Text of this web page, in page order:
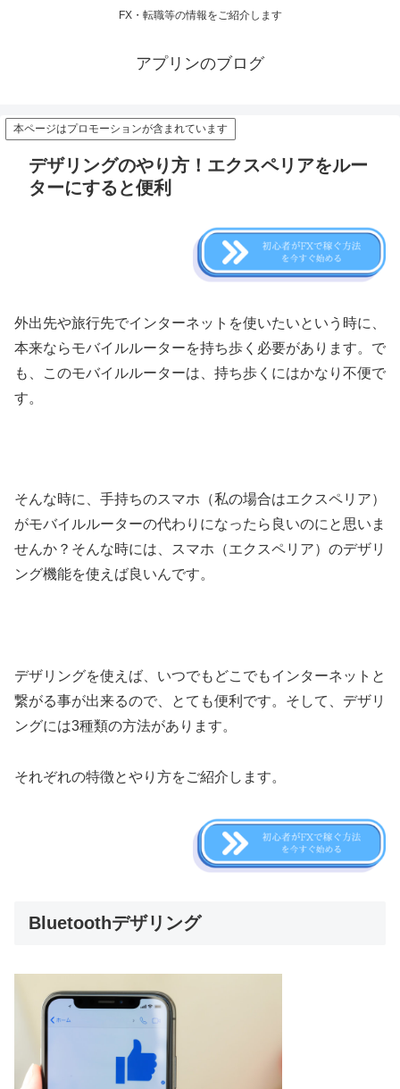
FX・転職等の情報をご紹介します
アプリンのブログ
本ページはプロモーションが含まれています
デザリングのやり方！エクスペリアをルー
ターにすると便利
外出先や旅行先でインターネットを使いたいという時に、
本来ならモバイルルーターを持ち歩く必要があります。で
も、このモバイルルーターは、持ち歩くにはかなり不便で
す。
そんな時に、手持ちのスマホ（私の場合はエクスペリア）
がモバイルルーターの代わりになったら良いのにと思いま
せんか？そんな時には、スマホ（エクスペリア）のデザリ
ング機能を使えば良いんです。
デザリングを使えば、いつでもどこでもインターネットと
繋がる事が出来るので、とても便利です。そして、デザリ
ングには3種類の方法があります。
それぞれの特徴とやり方をご紹介します。
Bluetoothデザリング